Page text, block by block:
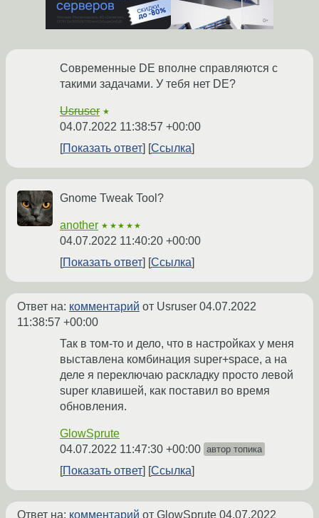
Современные DE вполне справляются с
такими задачами. У тебя нет DE?
Usruser ★
04.07.2022 11:38:57 +00:00
Показать ответ
Ссылка
Gnome Tweak Tool?
another ★★★★★
04.07.2022 11:40:20 +00:00
Показать ответ
Ссылка
Ответ на: комментарий от Usruser 04.07.2022
11:38:57 +00:00
Так в том-то и дело, что в настройках у меня
выставлена комбинация super+space, а на
деле я переключаю раскладку просто левой
super клавишей, как поставил во время
обновления.
GlowSprute
04.07.2022 11:47:30 +00:00 автор топика
Показать ответ Ссылка
Ответ на: комментарий от GlowSprute 04.07.2022